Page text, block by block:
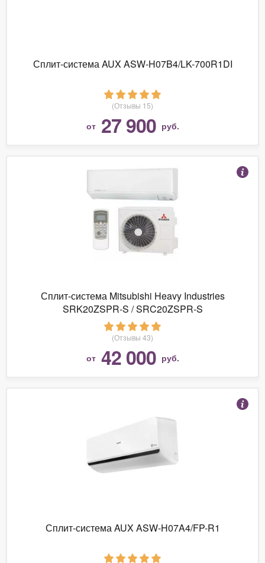
Сплит-система AUX ASW-H07B4/LK-700R1DI
(Отзывы 15)
от 27 900 руб.
Сплит-система Mitsubishi Heavy Industries
SRK20ZSPR-S / SRC20ZSPR-S
(Отзывы 43)
от 42 000 руб.
Сплит-система AUX ASW-H07A4/FP-R1